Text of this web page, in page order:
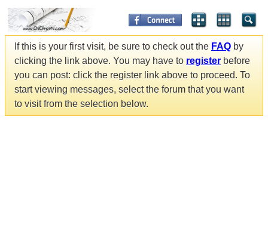
If this is your first visit, be sure to check out the FAQ by
clicking the link above. You may have to register before
you can post: click the register link above to proceed. To
start viewing messages, select the forum that you want
to visit from the selection below.